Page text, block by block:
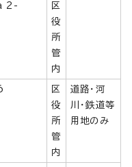
2-
区
役
所
管
内
区
役
所
管
内
道路・河
川・鉄道等
用地のみ